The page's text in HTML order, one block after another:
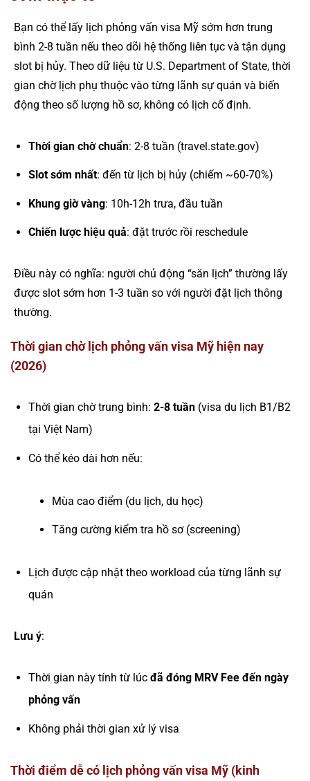
Bạn có thể lấy lịch phỏng vấn visa Mỹ sớm hơn trung
bình 2-8 tuần nếu theo dõi hệ thống liên tục và tận dụng
slot bị hủy. Theo dữ liệu từ U.S. Department of State, thời
gian chờ lịch phụ thuộc vào từng lãnh sự quán và biến
động theo số lượng hồ sơ, không có lịch cố định.
Thời gian chờ chuẩn: 2-8 tuần (travel.state.gov)
Slot sớm nhất: đến từ lịch bị hủy (chiếm ~60-70%)
Khung giờ vàng: 10h-12h trưa, đầu tuần
Chiến lược hiệu quả: đặt trước rồi reschedule
Điều này có nghĩa: người chủ động “săn lịch” thường lấy
được slot sớm hơn 1-3 tuần so với người đặt lịch thông
thường.
Thời gian chờ lịch phỏng vấn visa Mỹ hiện nay
(2026)
Thời gian chờ trung bình: 2-8 tuần(visa du lịch B1/B2
tại Việt Nam)
Có thể kéo dài hơn nếu:
Mùa cao điểm (du lịch, du học)
Tăng cường kiểm tra hồ sơ (screening)
Lịch được cập nhật theo workload của từng lãnh sự
quán
Lưu ý:
Thời gian này tính từ lúc đã đóng MRV Fee đến ngày
phỏng vấn
Không phải thời gian xử lý visa
Thời điểm dễ có lịch phỏng vấn visa Mỹ (kinh